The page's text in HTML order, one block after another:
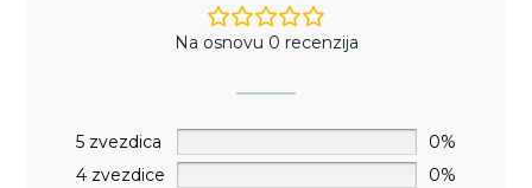
Na osnovu 0 recenzija
5 zvezdica
0%
4 zvezdice
0%